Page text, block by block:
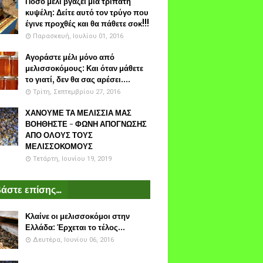
κυψέλη: Δείτε αυτό τον τρύγο που
έγινε προχθές και θα πάθετε σοκ!!!
Παρασκευή, Ιουλίου 01, 2016
Αγοράστε μέλι μόνο από
μελισσοκόμους: Και όταν μάθετε
το γιατί, δεν θα σας αρέσει....
Τρίτη, Σεπτεμβρίου 27, 2016
ΧΑΝΟΥΜΕ ΤΑ ΜΕΛΙΣΣΙΑ ΜΑΣ
ΒΟΗΘΗΣΤΕ - ΦΩΝΗ ΑΠΟΓΝΩΣΗΣ
ΑΠΟ ΟΛΟΥΣ ΤΟΥΣ
ΜΕΛΙΣΣΟΚΟΜΟΥΣ
Τετάρτη, Ιουνίου 19, 2019
επίσης...
Κλαίνε οι μελισσοκόμοι στην
Ελλάδα: Έρχεται το τέλος...
Δευτέρα, Ιουνίου 06, 2016